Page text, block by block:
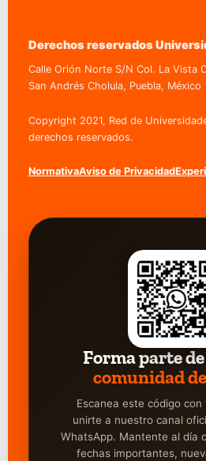
Derechos reservados
Calle Orión Norte S/N Col. La Vista
San Andrés Cholula, Puebla, México
Copyright 2021, Red de
derechos reservados.
NormativaAviso de Privacidad
Forma parte
comunidad
Escanea este código
unirte a nuestro canal
WhatsApp. Mantente al día
fechas importantes,